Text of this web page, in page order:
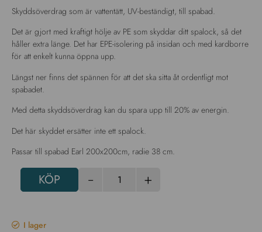
Skyddsöverdrag som är vattentätt, UV-beständigt, till spabad.
Det är gjort med kraftigt hölje av PE som skyddar ditt spalock, så det
håller extra länge. Det har EPE-isolering på insidan och med kardborre
för att enkelt kunna öppna upp.
Längst ner finns det spännen för att det ska sitta åt ordentligt mot
spabadet.
Med detta skyddsöverdrag kan du spara upp till 20% av energin.
Det här skyddet ersätter inte ett spalock.
Passar till spabad Earl 200x200cm, radie 38 cm.
- +
KÖP
I lager